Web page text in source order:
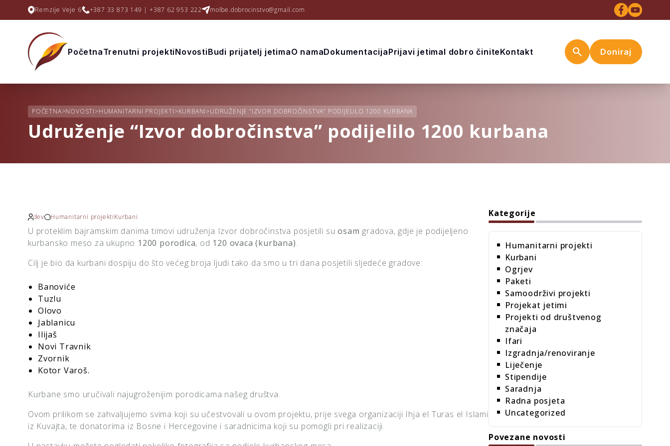
Remzije Veje 6 +387 33 873 149 | +387 62 953 222 molbe.dobrocinstvo@gmail.com
PočetnaTrenutni projektiNovostiBudi prijatelj jetimaO namaDokumentacijaPrijavi jetimaI dobro činiteKontakt search Doniraj
POČETNA>NOVOSTI>HUMANITARNI PROJEKTI>KURBANI>UDRUŽENJE “IZVOR DOBROČINSTVA” PODIJELILO 1200 KURBANA
Udruženje “Izvor dobročinstva” podijelilo 1200 kurbana
dev Humanitarni projektiKurbani
U proteklim bajramskim danima timovi udruženja Izvor dobročinstva posjetili suosam gradova, gdje je podijeljeno
kurbansko meso za ukupno 1200 porodica, od 120 ovaca (kurbana).
Cilj je bio da kurbani dospiju do što većeg broja ljudi tako da smo u tri dana posjetili sljedeće gradove:
Banoviće
Tuzlu
Olovo
Jablanicu
Ilijaš
Novi Travnik
Zvornik
Kotor Varoš.
Kurbane smo uručivali najugroženijim porodicama našeg društva.
Ovom prilikom se zahvaljujemo svima koji su učestvovali u ovom projektu, prije svega organizaciji Ihja el Turas el Islami
iz Kuvajta, te donatorima iz Bosne i Hercegovine i saradnicima koji su pomogli pri realizaciji.
Kategorije
Humanitarni projekti
Kurbani
Ogrjev
Paketi
Samoodrživi projekti
Projekat jetimi
Projekti od društvenog
značaja
Ifari
Izgradnja/renoviranje
Liječenje
Stipendije
Saradnja
Radna posjeta
Uncategorized
Povezane novosti